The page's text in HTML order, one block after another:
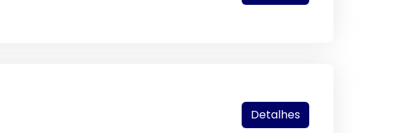
Detalhes